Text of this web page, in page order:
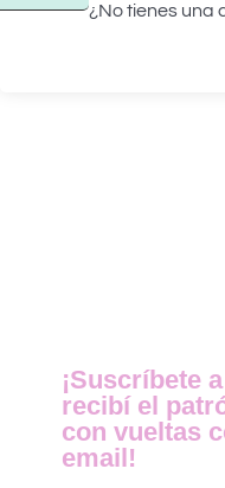
¿No tienes una
¡Suscríbete
recibí el
con vueltas
email!